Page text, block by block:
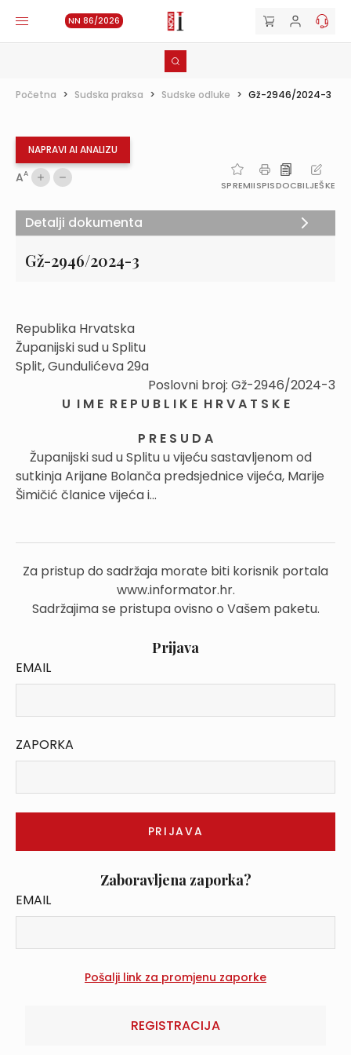
NN 86/2026
Početna > Sudska praksa > Sudske odluke > Gž-2946/2024-3
NAPRAVI AI ANALIZU
AA
SPREMIISPISDOCBILJEŠKE
Gž-2946/2024-3
Republika Hrvatska
Županijski sud u Splitu
Split, Gundulićeva 29a
Poslovni broj: Gž-2946/2024-3
U I M E R E P U B L I K E H R V A T S K E
P R E S U D A
Županijski sud u Splitu u vijeću sastavljenom od
sutkinja Arijane Bolanča predsjednice vijeća, Marije
Šimičić članice vijeća i...
Za pristup do sadržaja morate biti korisnik portala
www.informator.hr.
Sadržajima se pristupa ovisno o Vašem paketu.
Prijava
EMAIL
ZAPORKA
Zaboravljena zaporka?
EMAIL
REGISTRACIJA
Detalji dokumenta